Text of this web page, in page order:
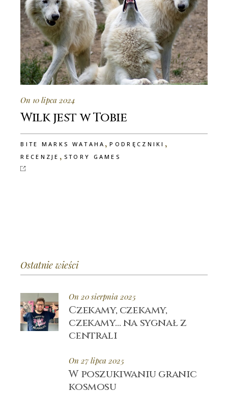
On 10 lipca 2024
Wilk jest w Tobie
BITE MARKS WATAHA ,PODRĘCZNIKI ,
RECENZJE , STORY GAMES
Ostatnie wieści
On 20 sierpnia 2025
Czekamy, czekamy,
czekamy… na sygnał z
centrali
On 27 lipca 2025
W poszukiwaniu granic
kosmosu